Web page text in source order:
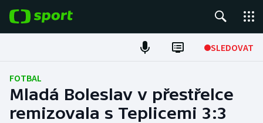
SLEDOVAT
Fotbal
Hokej
FOTBAL
Mladá Boleslav v přestřelce
remizovala s Teplicemi 3:3